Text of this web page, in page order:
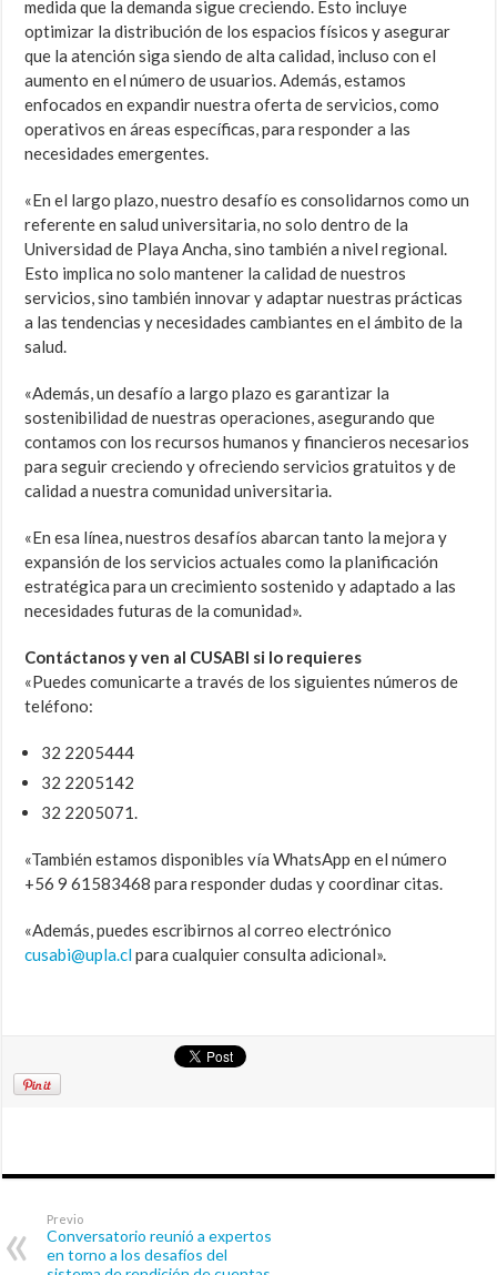
medida que la demanda sigue creciendo. Esto incluye
optimizar la distribución de los espacios físicos y asegurar
que la atención siga siendo de alta calidad, incluso con el
aumento en el número de usuarios. Además, estamos
enfocados en expandir nuestra oferta de servicios, como
operativos en áreas específicas, para responder a las
necesidades emergentes.
«En el largo plazo, nuestro desafío es consolidarnos como un
referente en salud universitaria, no solo dentro de la
Universidad de Playa Ancha, sino también a nivel regional.
Esto implica no solo mantener la calidad de nuestros
servicios, sino también innovar y adaptar nuestras prácticas
a las tendencias y necesidades cambiantes en el ámbito de la
salud.
«Además, un desafío a largo plazo es garantizar la
sostenibilidad de nuestras operaciones, asegurando que
contamos con los recursos humanos y financieros necesarios
para seguir creciendo y ofreciendo servicios gratuitos y de
calidad a nuestra comunidad universitaria.
«En esa línea, nuestros desafíos abarcan tanto la mejora y
expansión de los servicios actuales como la planificación
estratégica para un crecimiento sostenido y adaptado a las
necesidades futuras de la comunidad».
Contáctanos y ven al CUSABI si lo requieres
«Puedes comunicarte a través de los siguientes números de
teléfono:
32 2205444
32 2205142
32 2205071.
«También estamos disponibles vía WhatsApp en el número
+56 9 61583468 para responder dudas y coordinar citas.
«Además, puedes escribirnos al correo electrónico
cusabi@upla.clpara cualquier consulta adicional».
Previo
Conversatorio reunió a expertos
en torno a los desafíos del